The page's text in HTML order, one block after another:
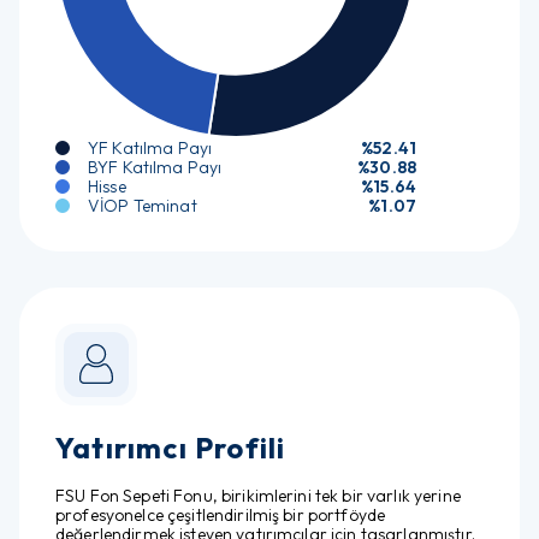
YF Katılma Payı
%52.41
BYF Katılma Payı
%30.88
Hisse
%15.64
VİOP Teminat
%1.07
Yatırımcı Profili
FSU Fon Sepeti Fonu, birikimlerini tek bir varlık yerine
profesyonelce çeşitlendirilmiş bir portföyde
değerlendirmek isteyen yatırımcılar için tasarlanmıştır.